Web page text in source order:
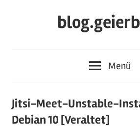
Menü
Jitsi-Meet-Unstable-
Debian 10 [Veraltet]